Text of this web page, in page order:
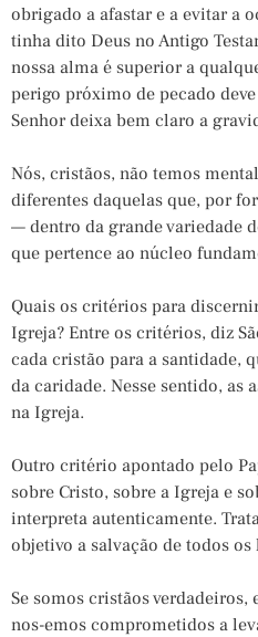
obrigado a afastar e a evitar a
tinha dito Deus no Antigo
nossa alma é superior a
perigo próximo de pecado
Senhor deixa bem claro a
Nós, cristãos, não temos
diferentes daquelas que, por
— dentro da grande variedade
que pertence ao núcleo
Quais os critérios para
Igreja? Entre os critérios, diz
cada cristão para a santidade,
da caridade. Nesse sentido, as
na Igreja.
Outro critério apontado pelo
sobre Cristo, sobre a Igreja e
interpreta autenticamente.
objetivo a salvação de todos
Se somos cristãos
nos-emos comprometidos a